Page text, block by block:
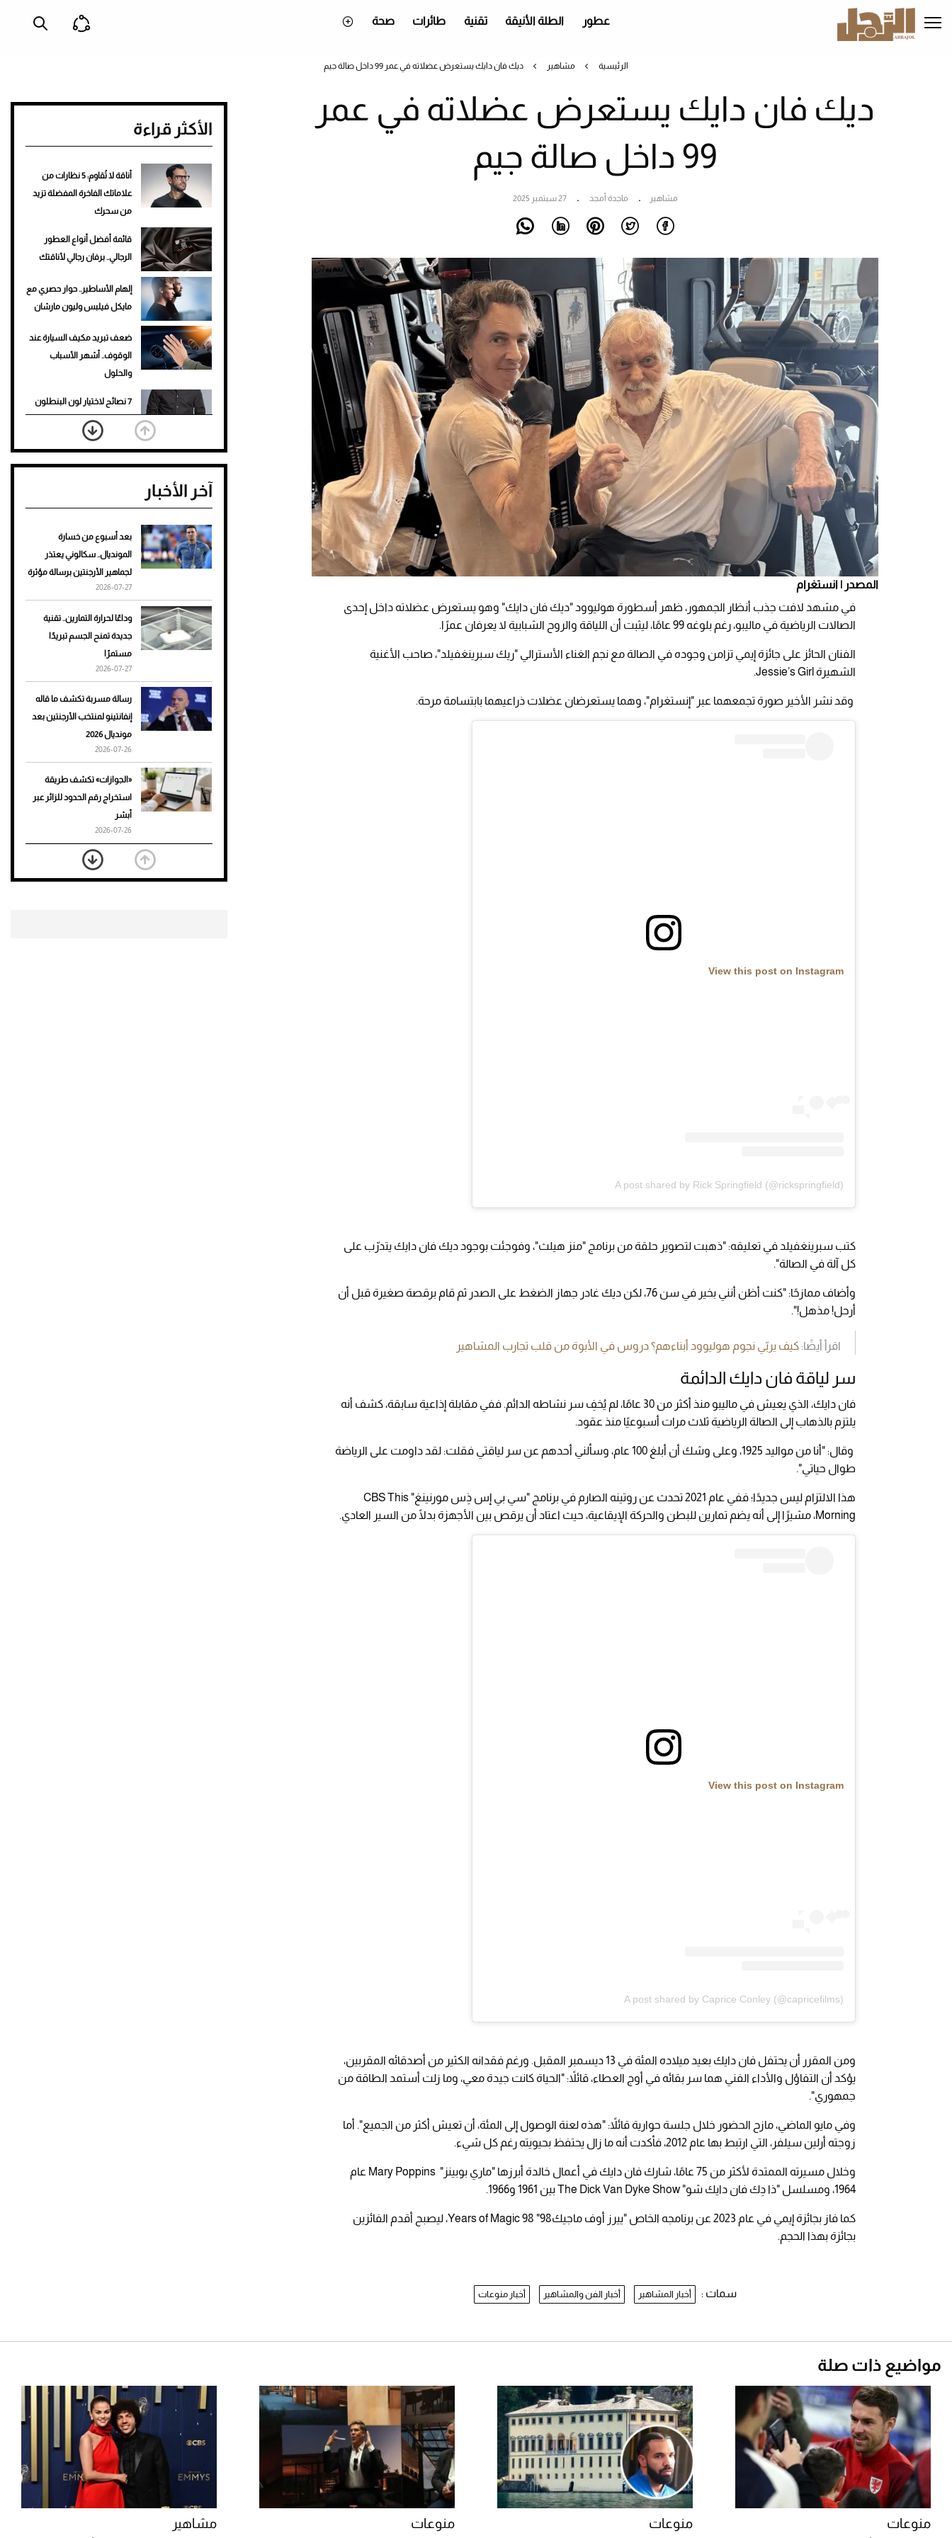
إلى
المحتوى
عطور الطلة الأنيقة تقنية طائرات صحة
الرئيسية مشاهير ديك فان دايك يستعرض عضلاته في عمر 99 داخل صالة جيم
ديك فان دايك يستعرض عضلاته في عمر
99 داخل صالة جيم
مشاهير ماجدة أمجد 27 سبتمبر 2025
المصدر | انستغرام
في مشهد لافت جذب أنظار الجمهور، ظهر أسطورة هوليوود "ديك فان دايك" وهو يستعرض عضلاته داخل إحدى
الصالات الرياضية في ماليبو، رغم بلوغه 99 عامًا، ليثبت أن اللياقة والروح الشبابية لا يعرفان عمرًا.
الفنان الحائز على جائزة إيمي تزامن وجوده في الصالة مع نجم الغناء الأسترالي "ريك سبرينغفيلد"، صاحب الأغنية
الشهيرة Jessie’s Girl.
وقد نشر الأخير صورة تجمعهما عبر "إنستغرام"، وهما يستعرضان عضلات ذراعيهما بابتسامة مرحة.
View this post on Instagram
A post shared by Rick Springfield (@rickspringfield)
كتب سبرينغفيلد في تعليقه: "ذهبت لتصوير حلقة من برنامج "منز هيلث"، وفوجئت بوجود ديك فان دايك يتدرّب على
كل آلة في الصالة".
وأضاف ممازحًا: "كنت أظن أنني بخير في سن 76، لكن ديك غادر جهاز الضغط على الصدر ثم قام برقصة صغيرة قبل أن
أرحل! مذهل!".
اقرأ أيضًا: كيف يربّي نجوم هوليوود أبناءهم؟ دروس في الأبوة من قلب تجارب المشاهير
سر لياقة فان دايك الدائمة
فان دايك، الذي يعيش في ماليبو منذ أكثر من 30 عامًا، لم يُخفِ سر نشاطه الدائم. ففي مقابلة إذاعية سابقة، كشف أنه
يلتزم بالذهاب إلى الصالة الرياضية ثلاث مرات أسبوعيًا منذ عقود.
وقال: "أنا من مواليد 1925، وعلى وشك أن أبلغ 100 عام، وسألني أحدهم عن سر لياقتي فقلت: لقد داومت على الرياضة
طوال حياتي".
هذا الالتزام ليس جديدًا؛ ففي عام 2021 تحدث عن روتينه الصارم في برنامج "سي بي إس ذِس مورنينغ" CBS This
Morning، مشيرًا إلى أنه يضم تمارين للبطن والحركة الإيقاعية، حيث اعتاد أن يرقص بين الأجهزة بدلًا من السير العادي.
View this post on Instagram
A post shared by Caprice Conley (@capricefilms)
ومن المقرر أن يحتفل فان دايك بعيد ميلاده المئة في 13 ديسمبر المقبل. ورغم فقدانه الكثير من أصدقائه المقربين،
يؤكد أن التفاؤل والأداء الفني هما سر بقائه في أوج العطاء، قائلاً: "الحياة كانت جيدة معي، وما زلت أستمد الطاقة من
جمهوري".
وفي مايو الماضي، مازح الحضور خلال جلسة حوارية قائلاً: "هذه لعنة الوصول إلى المئة، أن تعيش أكثر من الجميع". أما
زوجته أرلين سيلفر، التي ارتبط بها عام 2012، فأكدت أنه ما زال يحتفظ بحيويته رغم كل شيء.
وخلال مسيرته الممتدة لأكثر من 75 عامًا، شارك فان دايك في أعمال خالدة أبرزها "ماري بوبينز" Mary Poppins عام
1964، ومسلسل "ذا دِك فان دايك شو" The Dick Van Dyke Show بين 1961 و1966.
كما فاز بجائزة إيمي في عام 2023 عن برنامجه الخاص "ييرز أوف ماجيك98" 98 Years of Magic، ليصبح أقدم الفائزين
بجائزة بهذا الحجم.
الأكثر قراءة
أناقة لا تُقاوم: 5 نظارات من
علاماتك الفاخرة المفضلة تزيد
من سحرك
قائمة أفضل أنواع العطور
الرجالي.. برفان رجالي لأناقتك
إلهام الأساطير.. حوار حصري مع
مايكل فيلبس وليون مارشان
ضعف تبريد مكيف السيارة عند
الوقوف.. أشهر الأسباب
والحلول
7 نصائح لاختيار لون البنطلون
المناسب للقميص الأسود
نرى المستقبل من خلال
تصميماتنا.. كيف حجزت 1886
تمنحك فخامة استثنائية
هوى الأبطال
أفضل تدريج للشعر الطويل
لإطلالة جريئة وعصرية
للرجال
آخر الأخبار
بعد أسبوع من خسارة
المونديال.. سكالوني يعتذر
لجماهير الأرجنتين برسالة مؤثرة
2026-07-27
وداعًا لحرارة التمارين.. تقنية
جديدة تمنح الجسم تبريدًا
مستمرًا
2026-07-27
رسالة مسربة تكشف ما قاله
إنفانتينو لمنتخب الأرجنتين بعد
مونديال 2026
2026-07-26
«الجوازات» تكشف طريقة
استخراج رقم الحدود للزائر عبر
أبشر
2026-07-26
بعد 7 أشهر من تعرضه لحادث
مروع.. جوشوا يفوز على برينغا
سمات : أخبار المشاهير أخبار الفن والمشاهير أخبار منوعات
مواضيع ذات صلة
منوعات منوعات منوعات مشاهير